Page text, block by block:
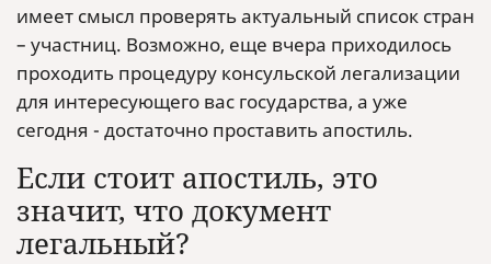
имеет смысл проверять актуальный список стран
– участниц. Возможно, еще вчера приходилось
проходить процедуру консульской легализации
для интересующего вас государства, а уже
сегодня - достаточно проставить апостиль.
Если стоит апостиль, это
значит, что документ
легальный?